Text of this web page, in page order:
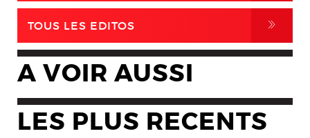
TOUS LES EDITOS ,
A VOIR AUSSI
LES PLUS RECENTS